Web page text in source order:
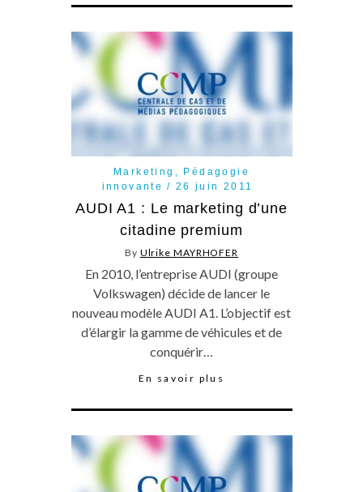
Marketing
Pédagogie
innovante
26 juin 2011
AUDI A1 : Le marketing d’une
citadine premium
By Ulrike MAYRHOFER
En 2010, l’entreprise AUDI (groupe
Volkswagen) décide de lancer le
nouveau modèle AUDI A1. L’objectif est
d’élargir la gamme de véhicules et de
conquérir…
En savoir plus